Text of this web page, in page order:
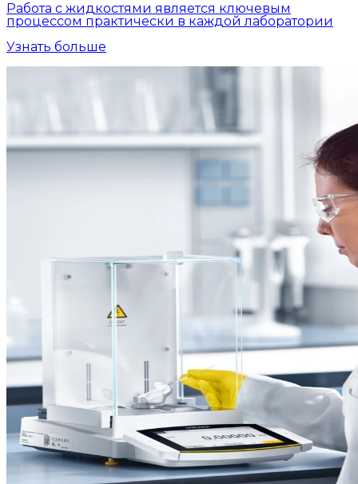
Работа с жидкостями является ключевым
процессом практически в каждой лаборатории
Узнать больше